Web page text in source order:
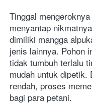
Tinggal
menyantap
dimiliki mangga
jenis lainnya. Pohon
tidak tumbuh terlalu
mudah untuk dipetik.
rendah, proses
bagi para petani.